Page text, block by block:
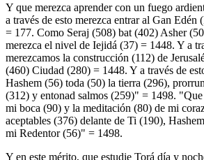
Y que merezca aprender con un fuego
a través de esto merezca entrar al Gan Edén
= 177. Como Seraj (508) bat (402) Asher
merezca el nivel de Iejidá (37) = 1448. Y a
merezcamos la construcción (112) de
(460) Ciudad (280) = 1448. Y a través de
Hashem (56) toda (50) la tierra (296),
(312) y entonad salmos (259)" = 1498. "Que
mi boca (90) y la meditación (80) de mi
aceptables (376) delante de Ti (190),
mi Redentor (56)" = 1498.
Y en este mérito, que estudie Torá día y